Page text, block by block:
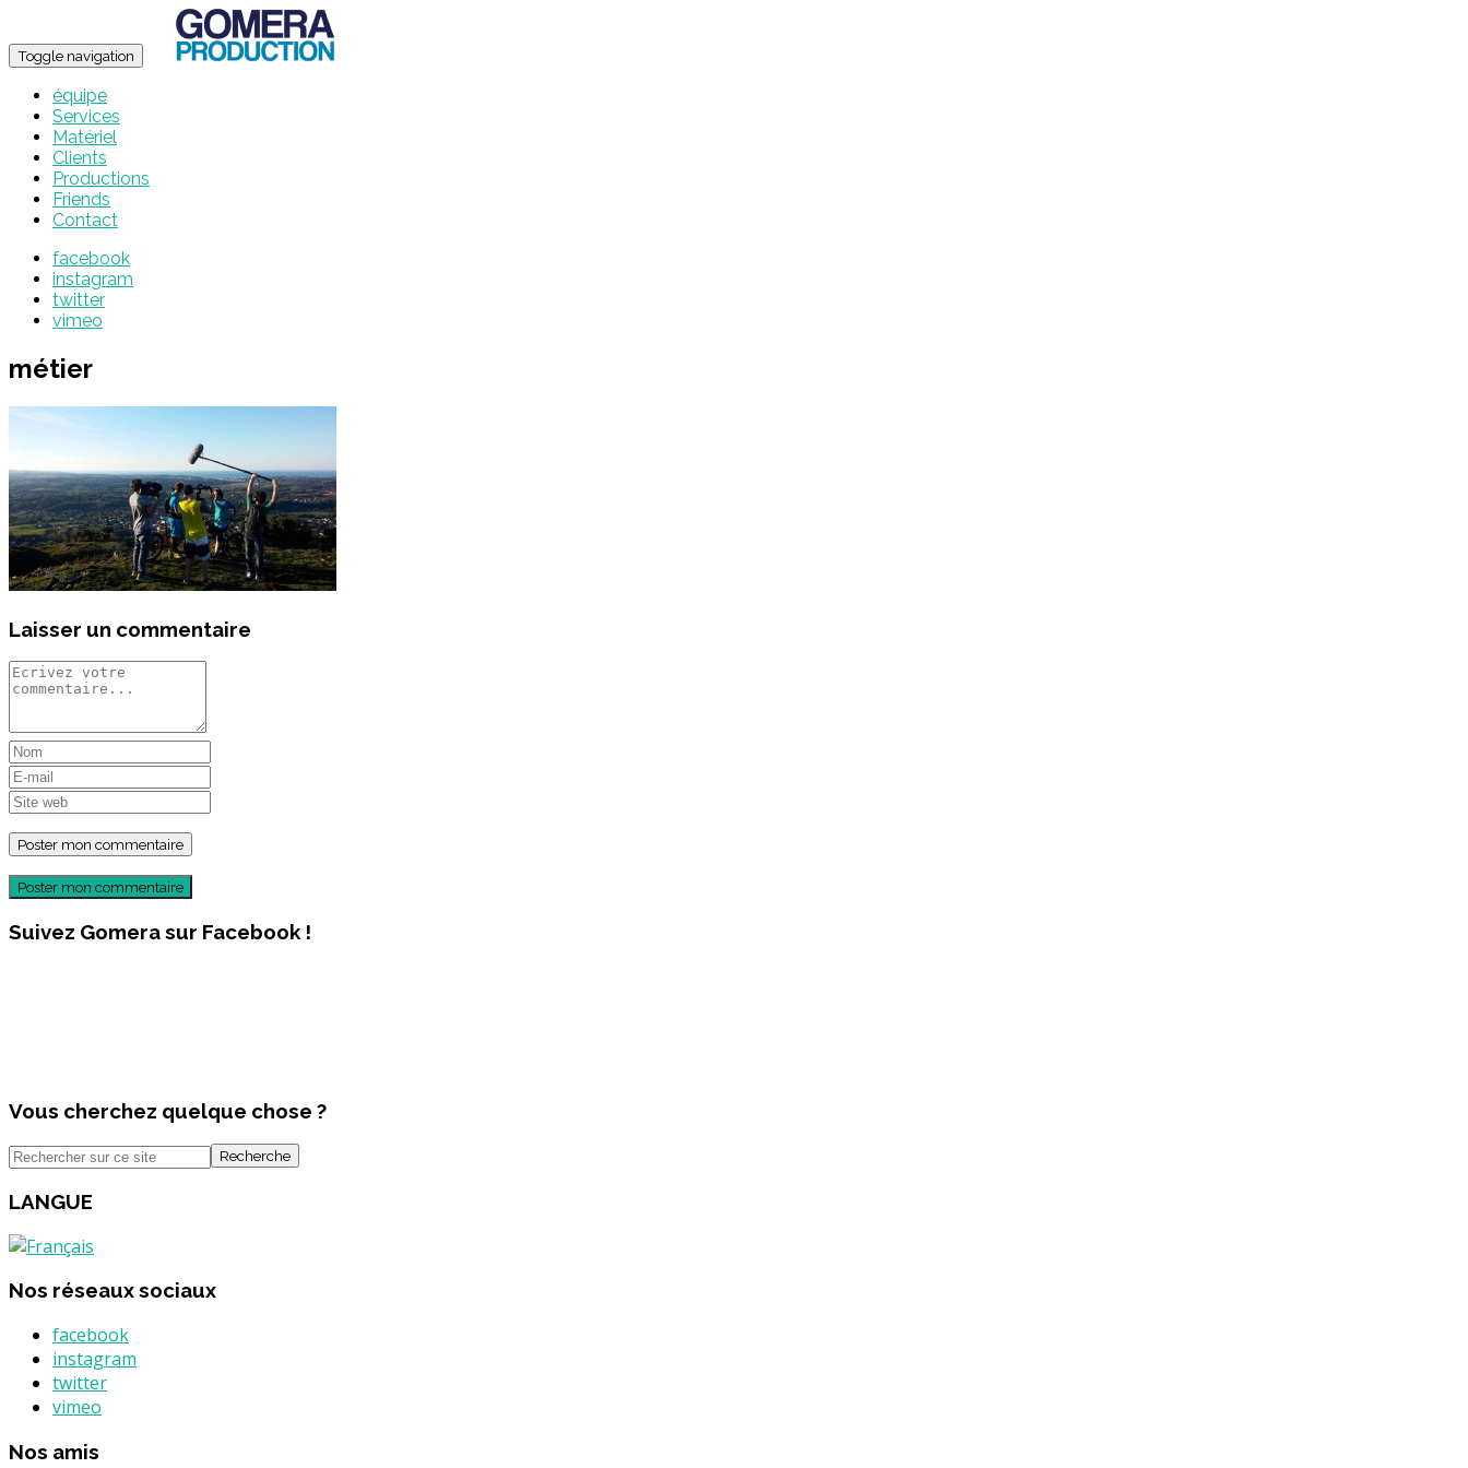
Toggle navigation
équipe
Services
Matériel
Clients
Productions
Friends
Contact
facebook
instagram
twitter
vimeo
métier
Laisser un commentaire
Poster mon commentaire
Suivez Gomera sur Facebook !
Vous cherchez quelque chose ?
Recherche
LANGUE
Nos réseaux sociaux
facebook
instagram
twitter
vimeo
Nos amis